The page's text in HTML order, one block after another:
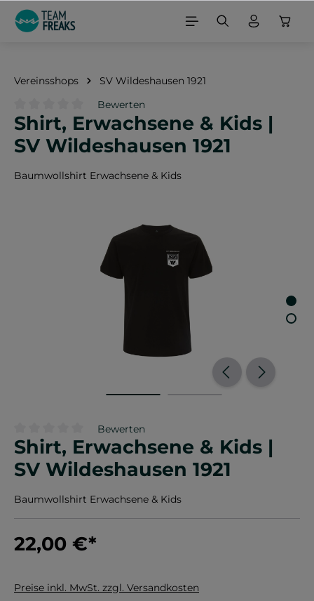
springen
Vereinsshops SV Wildeshausen 1921
Durchschnittliche Bewertung von 0 von 5 Sternen
Bewerten
Shirt, Erwachsene & Kids |
SV Wildeshausen 1921
Baumwollshirt Erwachsene & Kids
Durchschnittliche Bewertung von 0 von 5 Sternen
Bewerten
Shirt, Erwachsene & Kids |
SV Wildeshausen 1921
Baumwollshirt Erwachsene & Kids
22,00 €*
Preise inkl. MwSt. zzgl. Versandkosten